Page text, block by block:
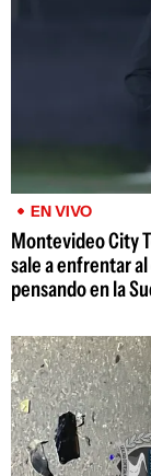
EN VIVO
Montevideo City
sale a enfrentar
pensando en la